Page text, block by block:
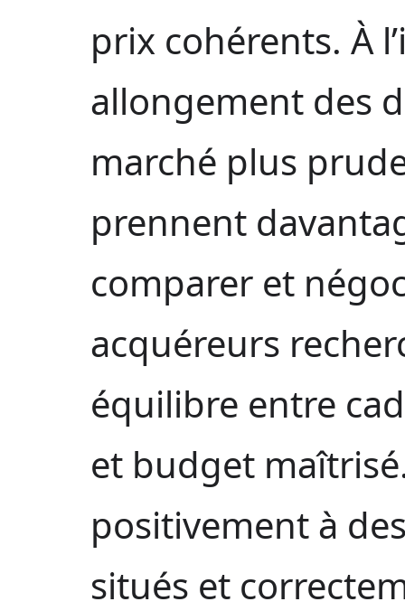
prix cohérents. À
allongement des
marché plus
prennent
comparer et
acquéreurs
équilibre entre
et budget
positivement à
situés et